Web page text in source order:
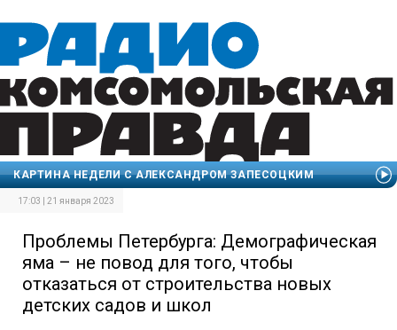
КАРТИНА НЕДЕЛИ С АЛЕКСАНДРОМ ЗАПЕСОЦКИМ
17:03 | 21 января 2023
Проблемы Петербурга: Демографическая
яма – не повод для того, чтобы
отказаться от строительства новых
детских садов и школ